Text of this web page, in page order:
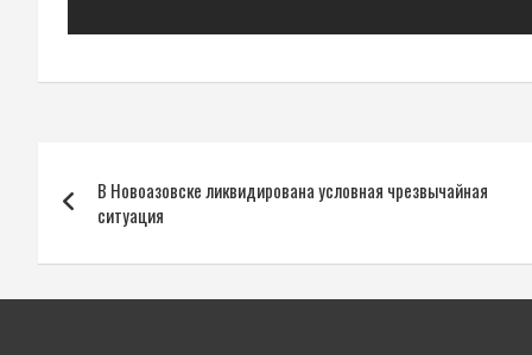
по
записям
В Новоазовске ликвидирована условная чрезвычайная
ситуация